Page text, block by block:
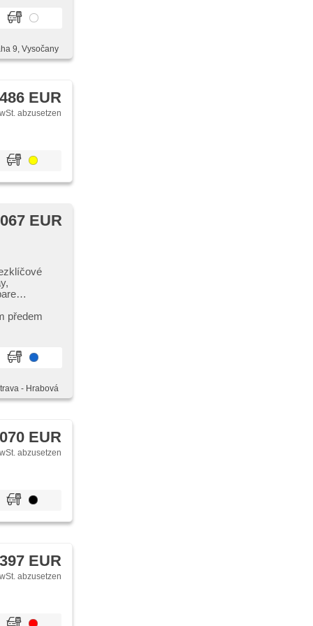
VI',
9, Vysočany
EUR
abzusetzen
EUR
pod
mit
předem
- Hrabová
EUR
abzusetzen
EUR
abzusetzen